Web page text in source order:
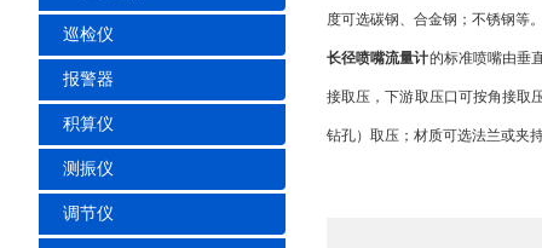
巡检仪
报警器
积算仪
测振仪
调节仪
度可选碳钢、合金钢；不锈钢等
长径喷嘴流量计的标准喷嘴由垂
接取压，下游取压口可按角接取压
钻孔）取压；材质可选法兰或夹持件